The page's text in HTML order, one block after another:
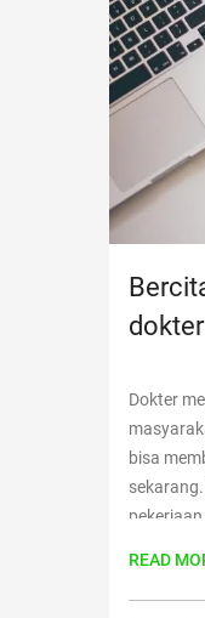
Dokter
bisa
Cek dulu
READ